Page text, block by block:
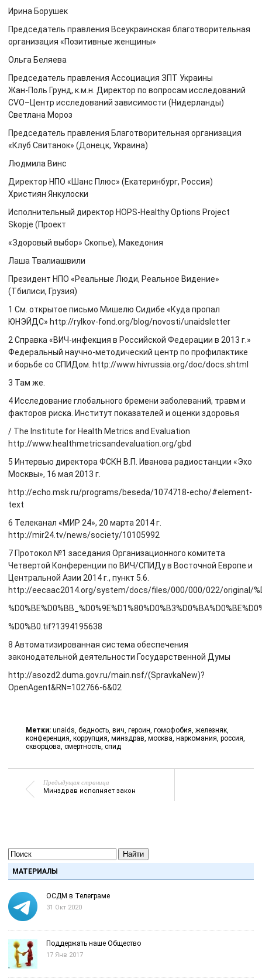
Ирина Борушек
Председатель правления Всеукраинская благотворительная
организация «Позитивные женщины»
Ольга Беляева
Председатель правления Ассоциация ЗПТ Украины
Жан-Поль Грунд, к.м.н. Директор по вопросам исследований
CVO–Центр исследований зависимости (Нидерланды)
Светлана Мороз
Председатель правления Благотворительная организация
«Клуб Свитанок» (Донецк, Украина)
Людмила Винс
Директор НПО «Шанс Плюс» (Екатеринбург, Россия)
Християн Янкулоски
Исполнительный директор HOPS-Healthy Options Project
Skopje (Проект
«Здоровый выбор» Скопье), Македония
Лаша Твалиашвили
Президент НПО «Реальные Люди, Реальное Видение»
(Тбилиси, Грузия)
1 См. открытое письмо Мишелю Сидибе «Куда пропал
ЮНЭЙДС» http://rylkov-fond.org/blog/novosti/unaidsletter
2 Справка «ВИЧ-инфекция в Российской Федерации в 2013 г.»
Федеральный научно-методический центр по профилактике
и борьбе со СПИДом. http://www.hivrussia.org/doc/docs.shtml
3 Там же.
4 Исследование глобального бремени заболеваний, травм и
факторов риска. Институт показателей и оценки здоровья
/ The Institute for Health Metrics and Evaluation
http://www.healthmetricsandevaluation.org/gbd
5 Интервью директора ФСКН В.П. Иванова радиостанции «Эхо
Москвы», 16 мая 2013 г.
http://echo.msk.ru/programs/beseda/1074718-echo/#element-
text
6 Телеканал «МИР 24», 20 марта 2014 г.
http://mir24.tv/news/society/10105992
7 Протокол №1 заседания Организационного комитета
Четвертой Конференции по ВИЧ/СПИДу в Восточной Европе и
Центральной Азии 2014 г., пункт 5.6.
http://eecaac2014.org/system/docs/files/000/000/022/original/
%D0%B0.tif?1394195638
8 Автоматизированная система обеспечения
законодательной деятельности Государственной Думы
http://asozd2.duma.gov.ru/main.nsf/(SpravkaNew)?
OpenAgent&RN=102766-6&02
Метки: unaids, бедность, вич, героин, гомофобия, железняк,
конференция, коррупция, минздрав, москва, наркомания, россия,
скворцова, смертность, спид
Предыдущая страница
Минздрав исполняет закон
Найти
МАТЕРИАЛЫ
ОСДМ в Телеграме
31 Окт 2020
Поддержать наше Общество
17 Янв 2017